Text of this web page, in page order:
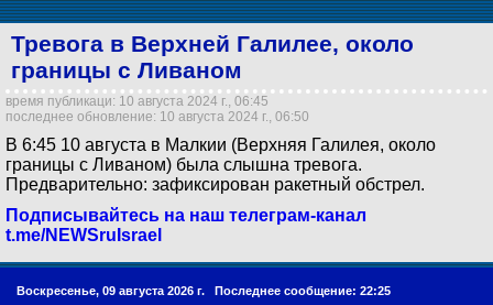
Тревога в Верхней Галилее, около
границы с Ливаном
время публикаци: 10 августа 2024 г., 06:45
последнее обновление: 10 августа 2024 г., 06:50
В 6:45 10 августа в Малкии (Верхняя Галилея, около
границы с Ливаном) была слышна тревога.
Предварительно: зафиксирован ракетный обстрел.
Подписывайтесь на наш телеграм-канал
t.me/NEWSruIsrael
Воскресенье, 09 августа 2026 г. Последнее сообщение: 22:25